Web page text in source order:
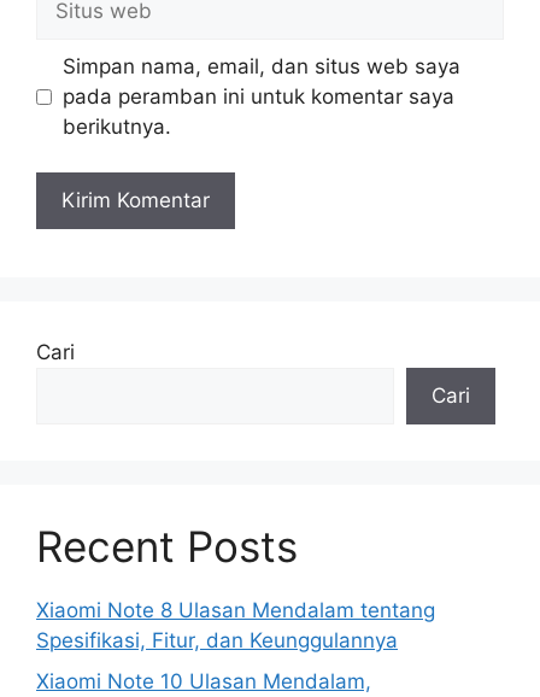
web
Simpan nama, email, dan situs web saya
pada peramban ini untuk komentar saya
berikutnya.
Cari
Cari
Recent Posts
Xiaomi Note 8 Ulasan Mendalam tentang
Spesifikasi, Fitur, dan Keunggulannya
Xiaomi Note 10 Ulasan Mendalam,